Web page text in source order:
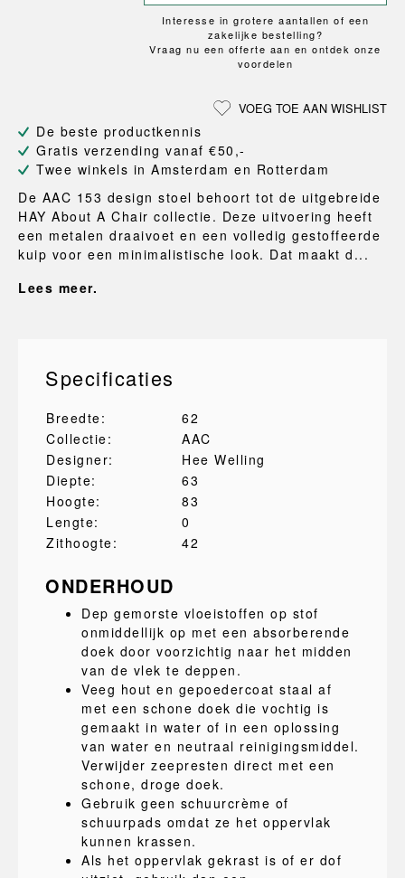
Interesse in grotere aantallen of een
zakelijke bestelling?
Vraag nu een offerte aan en ontdek onze
voordelen
VOEG TOE AAN WISHLIST
De beste productkennis
Gratis verzending vanaf €50,-
Twee winkels in Amsterdam en Rotterdam
De AAC 153 design stoel behoort tot de uitgebreide
HAY About A Chair collectie. Deze uitvoering heeft
een metalen draaivoet en een volledig gestoffeerde
kuip voor een minimalistische look. Dat maakt d...
Lees meer.
Specificaties
Breedte:
62
Collectie:
AAC
Designer:
Hee Welling
Diepte:
63
Hoogte:
83
Lengte:
0
Zithoogte:
42
ONDERHOUD
Dep gemorste vloeistoffen op stof
onmiddellijk op met een absorberende
doek door voorzichtig naar het midden
van de vlek te deppen.
Veeg hout en gepoedercoat staal af
met een schone doek die vochtig is
gemaakt in water of in een oplossing
van water en neutraal reinigingsmiddel.
Verwijder zeepresten direct met een
schone, droge doek.
Gebruik geen schuurcrème of
schuurpads omdat ze het oppervlak
kunnen krassen.
Als het oppervlak gekrast is of er dof